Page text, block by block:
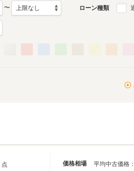
〜 ローン種類
価格相場
点 平均中古価格：